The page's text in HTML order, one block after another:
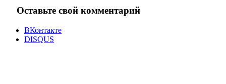
Оставьте свой комментарий
ВКонтакте
DISQUS